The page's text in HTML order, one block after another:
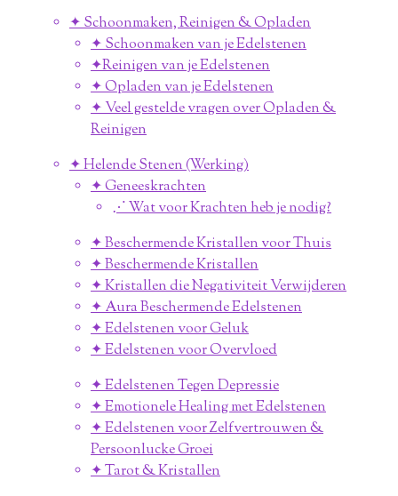
✦ Schoonmaken, Reinigen & Opladen
✦ Schoonmaken van je Edelstenen
✦Reinigen van je Edelstenen
✦ Opladen van je Edelstenen
✦ Veel gestelde vragen over Opladen &
Reinigen
✦ Helende Stenen (Werking)
✦ Geneeskrachten
⋰ Wat voor Krachten heb je nodig?
✦ Beschermende Kristallen voor Thuis
✦ Beschermende Kristallen
✦ Kristallen die Negativiteit Verwijderen
✦ Aura Beschermende Edelstenen
✦ Edelstenen voor Geluk
✦ Edelstenen voor Overvloed
✦ Edelstenen Tegen Depressie
✦ Emotionele Healing met Edelstenen
✦ Edelstenen voor Zelfvertrouwen &
Persoonlucke Groei
✦ Tarot & Kristallen